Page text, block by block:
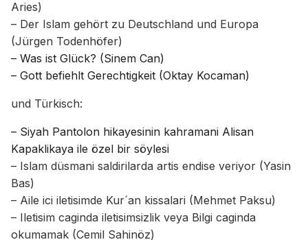
Aries)
– Der Islam gehört zu Deutschland und Europa
(Jürgen Todenhöfer)
– Was ist Glück? (Sinem Can)
– Gott befiehlt Gerechtigkeit (Oktay Kocaman)
und Türkisch:
– Siyah Pantolon hikayesinin kahramani Alisan
Kapaklikaya ile özel bir söylesi
– Islam düsmani saldirilarda artis endise veriyor (Yasin
Bas)
– Aile ici iletisimde Kur´an kissalari (Mehmet Paksu)
– Iletisim caginda iletisimsizlik veya Bilgi caginda
okumamak (Cemil Sahinöz)